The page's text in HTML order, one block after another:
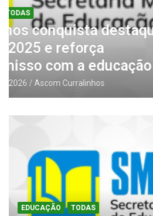
Jornada
certificação de
fortalece a educação
Curralinhos
5 de agosto de 2026 Ascom
EDUCAÇÃO TODAS